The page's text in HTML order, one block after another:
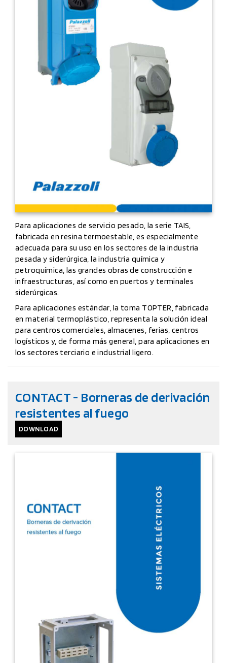
Para aplicaciones de servicio pesado, la serie TAIS,
fabricada en resina termoestable, es especialmente
adecuada para su uso en los sectores de la industria
pesada y siderúrgica, la industria química y
petroquímica, las grandes obras de construcción e
infraestructuras, así como en puertos y terminales
siderúrgicas.
Para aplicaciones estándar, la toma TOPTER, fabricada
en material termoplástico, representa la solución ideal
para centros comerciales, almacenes, ferias, centros
logísticos y, de forma más general, para aplicaciones en
los sectores terciario e industrial ligero.
CONTACT - Borneras de derivación
resistentes al fuego
DOWNLOAD